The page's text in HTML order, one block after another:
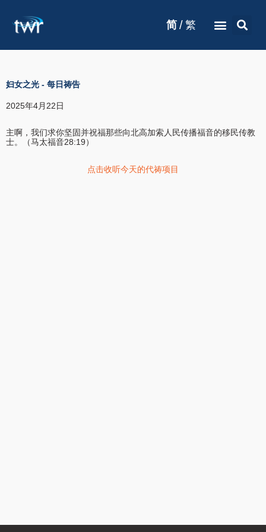
简 / 繁
妇女之光 - 每日祷告
2025年4月22日
主啊，我们求你坚固并祝福那些向北高加索人民传播福音的移民传教
士。（马太福音28:19）
点击收听今天的代祷项目